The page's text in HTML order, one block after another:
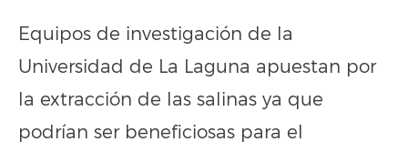
Equipos de investigación de la
Universidad de La Laguna apuestan por
la extracción de las salinas ya que
podrían ser beneficiosas para el